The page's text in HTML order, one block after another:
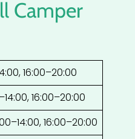
Camper
16:00–20:00
16:00–20:00
16:00–20:00